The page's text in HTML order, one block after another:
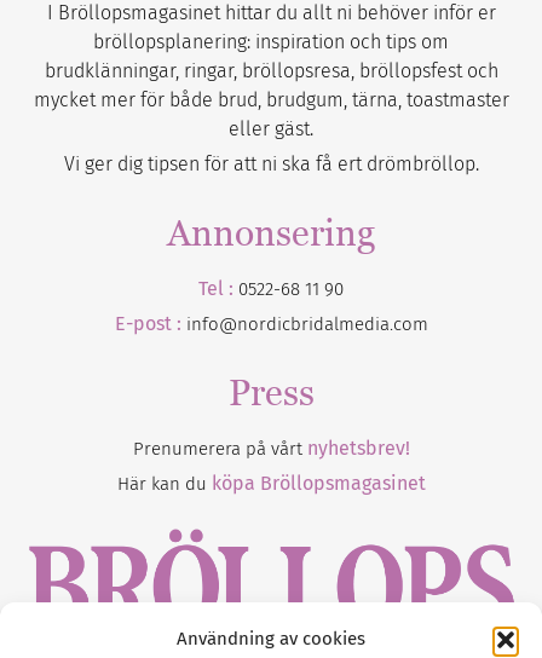
Användning av cookies
I Bröllopsmagasinet hittar du allt ni behöver inför er
bröllopsplanering: inspiration och tips om
brudklänningar, ringar, bröllopsresa, bröllopsfest och
mycket mer för både brud, brudgum, tärna, toastmaster
eller gäst.
Vi ger dig tipsen för att ni ska få ert drömbröllop.
Annonsering
Tel : 0522-68 11 90
E-post : info@nordicbridalmedia.com
Press
Prenumerera på vårt nyhetsbrev!
Här kan du köpa Bröllopsmagasinet